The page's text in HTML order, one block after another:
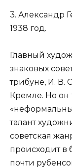
3. Александр
1938 год.
Главный
знаковых
трибуне, И. В.
Кремле. Но он
талант
советская
происходит в
почти